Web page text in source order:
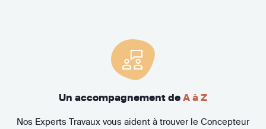
Un accompagnement de A à Z
Nos Experts Travaux vous aident à trouver le Concepteur